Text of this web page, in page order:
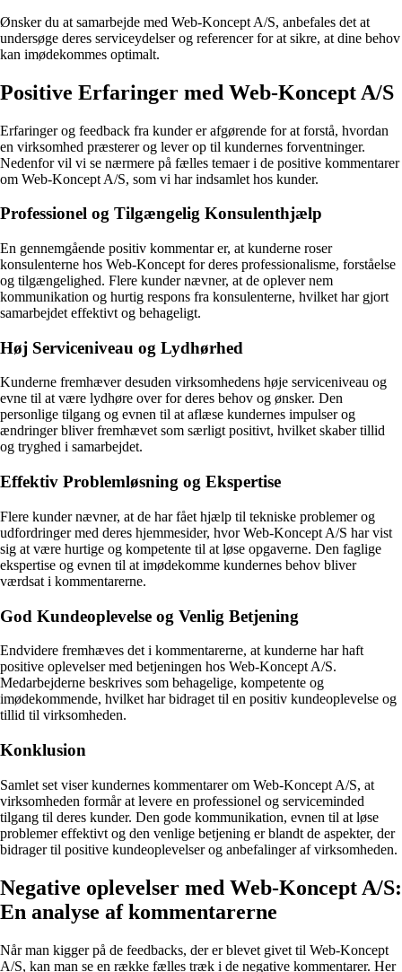
Ønsker du at samarbejde med Web-Koncept A/S, anbefales det at
undersøge deres serviceydelser og referencer for at sikre, at dine behov
kan imødekommes optimalt.
Positive Erfaringer med Web-Koncept A/S
Erfaringer og feedback fra kunder er afgørende for at forstå, hvordan
en virksomhed præsterer og lever op til kundernes forventninger.
Nedenfor vil vi se nærmere på fælles temaer i de positive kommentarer
om Web-Koncept A/S, som vi har indsamlet hos kunder.
Professionel og Tilgængelig Konsulenthjælp
En gennemgående positiv kommentar er, at kunderne roser
konsulenterne hos Web-Koncept for deres professionalisme, forståelse
og tilgængelighed. Flere kunder nævner, at de oplever nem
kommunikation og hurtig respons fra konsulenterne, hvilket har gjort
samarbejdet effektivt og behageligt.
Høj Serviceniveau og Lydhørhed
Kunderne fremhæver desuden virksomhedens høje serviceniveau og
evne til at være lydhøre over for deres behov og ønsker. Den
personlige tilgang og evnen til at aflæse kundernes impulser og
ændringer bliver fremhævet som særligt positivt, hvilket skaber tillid
og tryghed i samarbejdet.
Effektiv Problemløsning og Ekspertise
Flere kunder nævner, at de har fået hjælp til tekniske problemer og
udfordringer med deres hjemmesider, hvor Web-Koncept A/S har vist
sig at være hurtige og kompetente til at løse opgaverne. Den faglige
ekspertise og evnen til at imødekomme kundernes behov bliver
værdsat i kommentarerne.
God Kundeoplevelse og Venlig Betjening
Endvidere fremhæves det i kommentarerne, at kunderne har haft
positive oplevelser med betjeningen hos Web-Koncept A/S.
Medarbejderne beskrives som behagelige, kompetente og
imødekommende, hvilket har bidraget til en positiv kundeoplevelse og
tillid til virksomheden.
Konklusion
Samlet set viser kundernes kommentarer om Web-Koncept A/S, at
virksomheden formår at levere en professionel og serviceminded
tilgang til deres kunder. Den gode kommunikation, evnen til at løse
problemer effektivt og den venlige betjening er blandt de aspekter, der
bidrager til positive kundeoplevelser og anbefalinger af virksomheden.
Negative oplevelser med Web-Koncept A/S:
En analyse af kommentarerne
Når man kigger på de feedbacks, der er blevet givet til Web-Koncept
A/S, kan man se en række fælles træk i de negative kommentarer. Her